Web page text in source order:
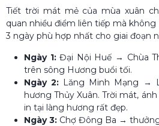
Tiết trời mát mẻ của mùa xuân
quan nhiều điểm liên tiếp mà
3 ngày phù hợp nhất cho giai đoạn
Ngày 1:Đại Nội Huế → Chùa
trên sông Hương buổi tối.
Ngày 2: Lăng Minh Mạng →
hương Thủy Xuân. Trời mát,
in tại làng hương rất đẹp.
Ngày 3: Chợ Đông Ba →